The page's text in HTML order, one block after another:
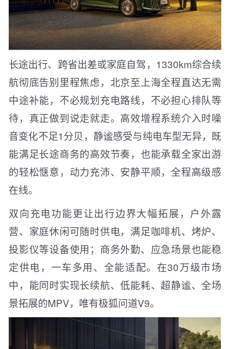
长途出行、跨省出差或家庭自驾，1330km综合续
航彻底告别里程焦虑，北京至上海全程直达无需
中途补能，不必规划充电路线，不必担心排队等
待，真正做到说走就走。高效增程系统介入时噪
音变化不足1分贝，静谧感受与纯电车型无异，既
能满足长途商务的高效节奏，也能承载全家出游
的轻松惬意，动力充沛、安静平顺，全程高级感
在线。
双向充电功能更让出行边界大幅拓展，户外露
营、家庭休闲可随时供电，满足咖啡机、烤炉、
投影仪等设备使用；商务外勤、应急场景也能稳
定供电，一车多用、全能适配。在30万级市场
中，能同时实现长续航、低能耗、超静谧、全场
景拓展的MPV，唯有极狐问道V9。